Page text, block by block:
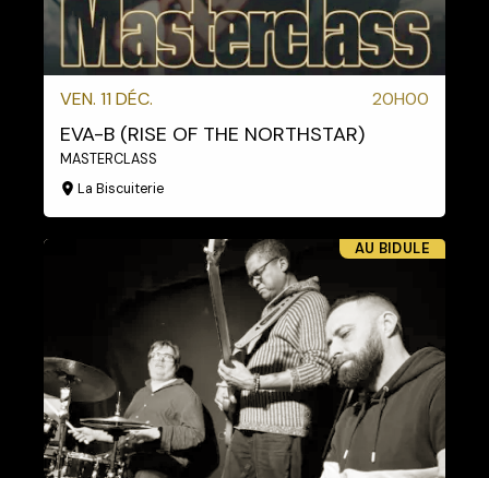
VEN. 11 DÉC. 20H00
EVA-B (RISE OF THE NORTHSTAR)
MASTERCLASS
La Biscuiterie
AU BIDULE